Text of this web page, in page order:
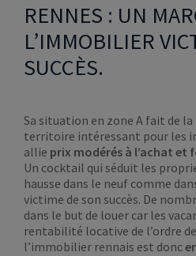
RENNES : UN
L’IMMOBILIER
SUCCÈS.
Sa situation en zone A fait de
territoire intéressant pour les
allie prix modérés à l’achat
Un cocktail qui séduit les
hausse dans le neuf comme
victime de son succès. De
dans le but de louer car les
rentabilité locative de l’ordre
l’immobilier rennais est donc